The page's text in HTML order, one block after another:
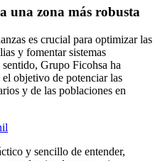
una zona más robusta
es crucial para optimizar las
y fomentar sistemas
Grupo Ficohsa ha
objetivo de potenciar las
y de las poblaciones en
y sencillo de entender,